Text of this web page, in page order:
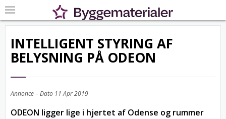
INTELLIGENT STYRING AF
BELYSNING PÅ ODEON
Annonce – Dato 11 Apr 2019
ODEON ligger lige i hjertet af Odense og rummer